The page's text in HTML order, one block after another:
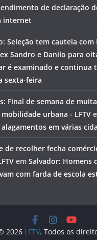
de declaração
internet
Seleção tem cautela com
Sandro e Danilo para
é examinado e continua
sexta-feira
Final de semana de
urbana - LFTV
em várias
de recolher fecha
em Salvador: Homens
com farda de escola
2026 LFTV. Todos os